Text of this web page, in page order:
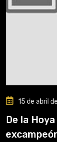
15 de abril
De la